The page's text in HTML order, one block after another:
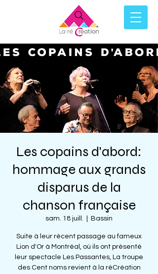
Les copains d'abord:
hommage aux grands
disparus de la
chanson française
sam. 18 juill. Bassin
Suite à leur récent passage au fameux
Lion d'Or à Montréal, où ils ont présenté
leur spectacle Les Passantes, La troupe
des Cent noms revient à la réCréation